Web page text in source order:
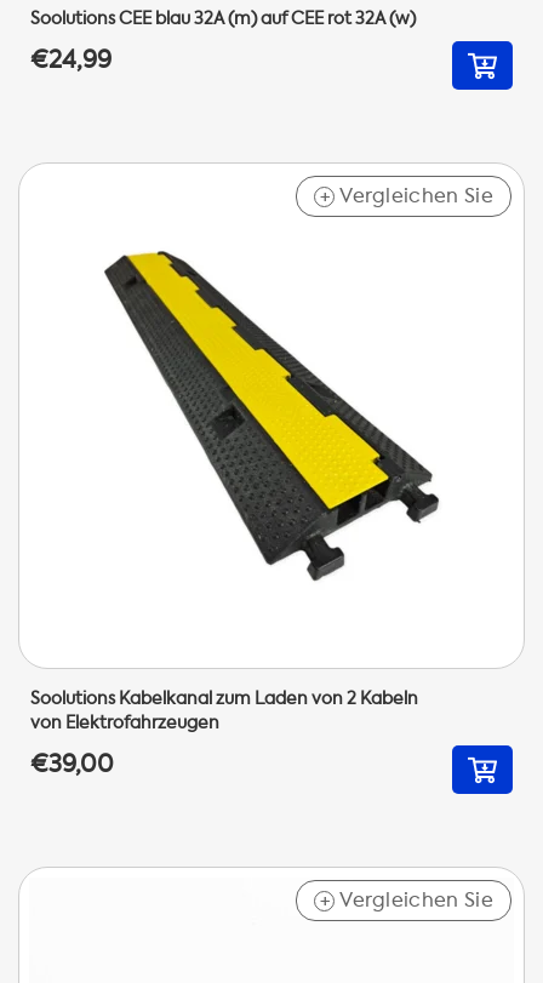
Soolutions CEE blau 32A (m) auf CEE rot 32A (w)
€24,99
+ Vergleichen Sie
Soolutions Kabelkanal zum Laden von 2 Kabeln
von Elektrofahrzeugen
€39,00
+ Vergleichen Sie